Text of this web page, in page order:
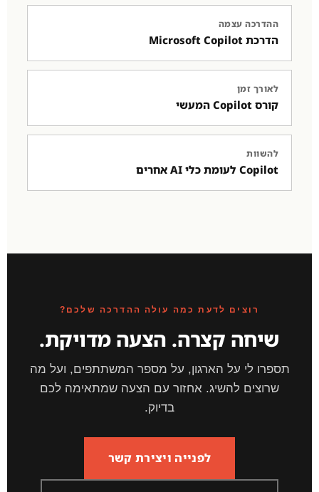
ההדרכה עצמה
הדרכת Microsoft Copilot
לאורך זמן
קורס Copilot המעשי
להשוות
Copilot לעומת כלי AI אחרים
רוצים לדעת כמה עולה ההדרכה שלכם?
שיחה קצרה. הצעה מדויקת.
תספרו לי על הארגון, על מספר המשתתפים, ועל מה
שרוצים להשיג. אחזור עם הצעה שמתאימה לכם
בדיוק.
לפנייה ויצירת קשר